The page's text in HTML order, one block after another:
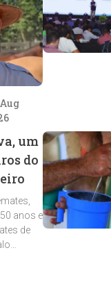
um
do
anos e
de